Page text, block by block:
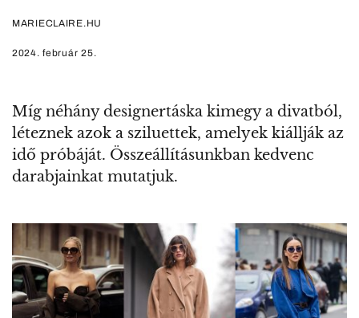
MARIECLAIRE.HU
2024. február 25.
Míg néhány designertáska kimegy a divatból,
léteznek azok a sziluettek, amelyek kiállják az
idő próbáját. Összeállításunkban kedvenc
darabjainkat mutatjuk.